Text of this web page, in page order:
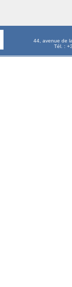
44, avenue de
Tél. :